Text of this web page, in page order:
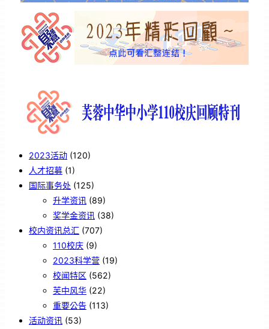
2023活动 (120)
人才招募 (1)
国际事务处 (125)
升学资讯 (89)
奖学金资讯 (38)
校内资讯总汇 (707)
110校庆 (9)
2023科学营 (19)
校闻特区 (562)
芙中风华 (22)
重要公告 (113)
活动资讯 (53)